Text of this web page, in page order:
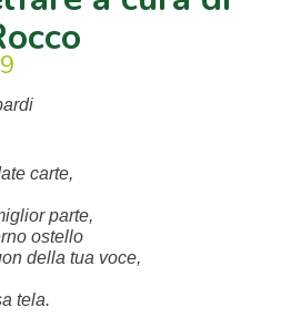
carte,
parte,
ostello
della tua voce,
tela.